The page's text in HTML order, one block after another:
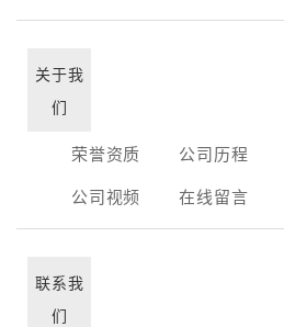
关于我
们
荣誉资质 公司历程
公司视频
在线留言
联系我
们